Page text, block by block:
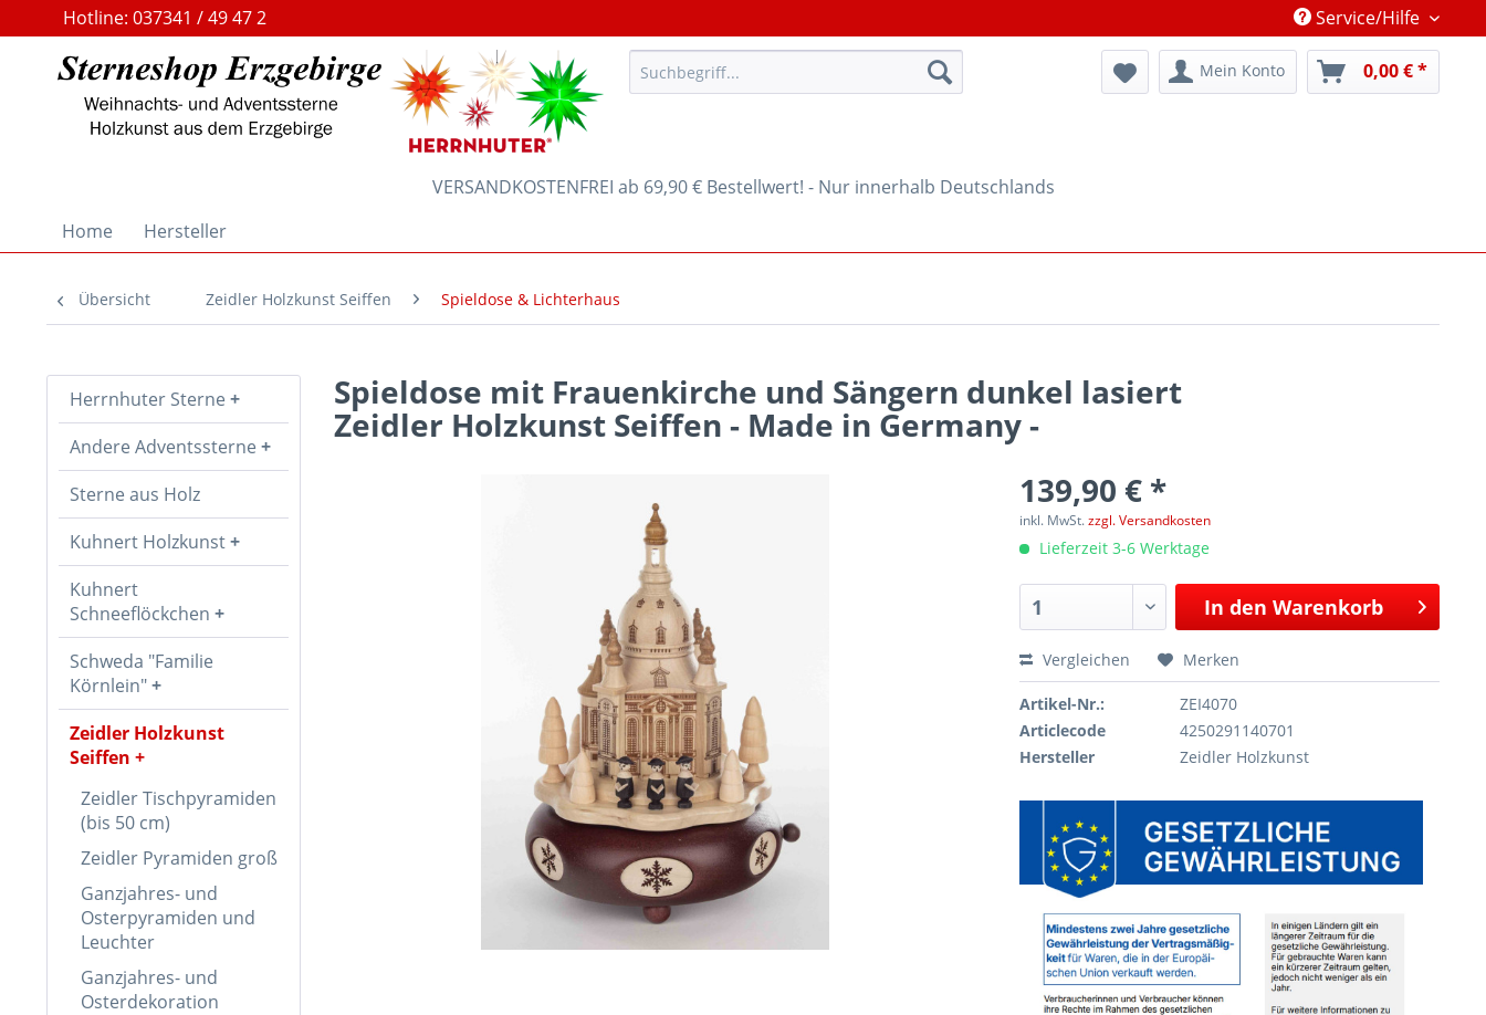
Hotline: 037341 / 49 47 2 Service/Hilfe
Mein Konto 0,00 € *
VERSANDKOSTENFREI ab 69,90 € Bestellwert! - Nur innerhalb Deutschlands
Home
Hersteller
Übersicht Zeidler Holzkunst Seiffen Spieldose & Lichterhaus
Herrnhuter Sterne
Andere Adventssterne
Sterne aus Holz
Kuhnert Holzkunst
Kuhnert
Schneeflöckchen
Schweda "Familie
Körnlein"
Zeidler Holzkunst
Seiffen
Zeidler Tischpyramiden
(bis 50 cm)
Zeidler Pyramiden groß
Ganzjahres- und
Osterpyramiden und
Leuchter
Ganzjahres- und
Osterdekoration
Spieldose mit Frauenkirche und Sängern dunkel lasiert
Zeidler Holzkunst Seiffen - Made in Germany -
139,90 € *
inkl. MwSt.zzgl. Versandkosten
Lieferzeit 3-6 Werktage
In den Warenkorb
Vergleichen Merken
Artikel-Nr.:
ZEI4070
Articlecode
4250291140701
Hersteller
Zeidler Holzkunst